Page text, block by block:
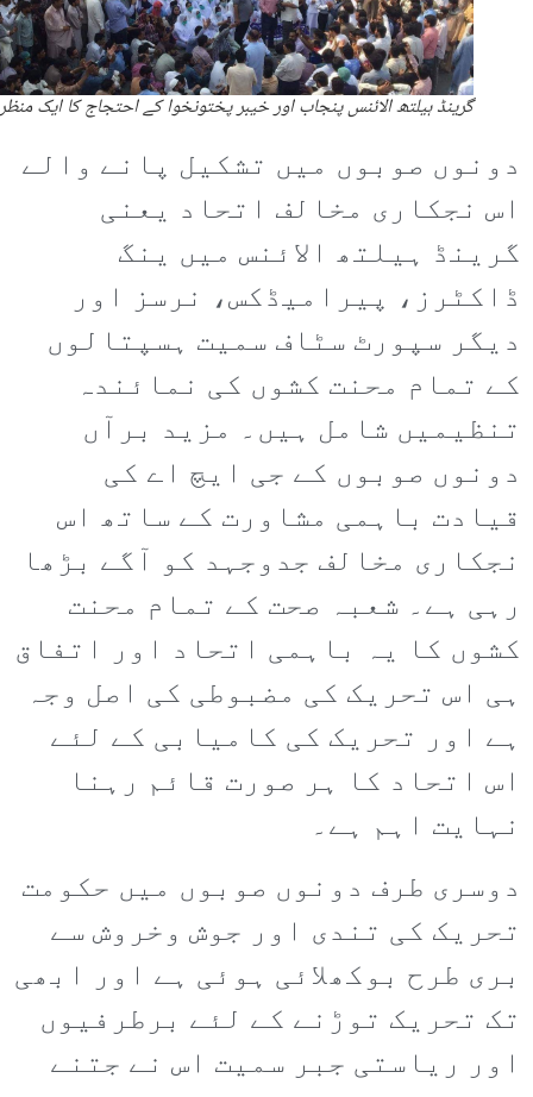
گرینڈ ہیلتھ الائنس پنجاب اور خیبر پختونخوا کے احتجاج کا ایک منظر
دونوں صوبوں میں تشکیل پانے والے
اس نجکاری مخالف اتحاد یعنی
گرینڈ ہیلتھ الائنس میں ینگ
ڈاکٹرز، پیرامیڈکس، نرسز اور
دیگر سپورٹ سٹاف سمیت ہسپتالوں
کے تمام محنت کشوں کی نمائندہ
تنظیمیں شامل ہیں۔ مزید برآں
دونوں صوبوں کے جی ایچ اے کی
قیادت باہمی مشاورت کے ساتھ اس
نجکاری مخالف جدوجہد کو آگے بڑھا
رہی ہے۔ شعبہ صحت کے تمام محنت
کشوں کا یہ باہمی اتحاد اور اتفاق
ہی اس تحریک کی مضبوطی کی اصل وجہ
ہے اور تحریک کی کامیابی کے لئے
اس اتحاد کا ہر صورت قائم رہنا
نہایت اہم ہے۔
دوسری طرف دونوں صوبوں میں حکومت
تحریک کی تندی اور جوش وخروش سے
بری طرح بوکھلائی ہوئی ہے اور ابھی
تک تحریک توڑنے کے لئے برطرفیوں
اور ریاستی جبر سمیت اس نے جتنے